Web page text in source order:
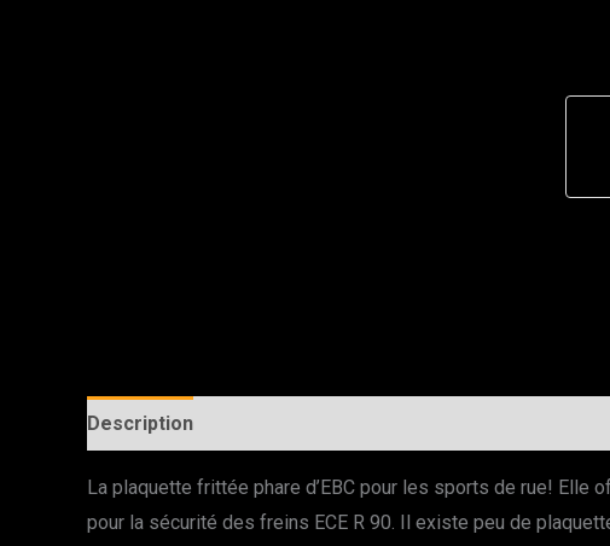
Description
La plaquette frittée phare d’EBC pour les sports de rue!
pour la sécurité des freins ECE R 90. Il existe peu de